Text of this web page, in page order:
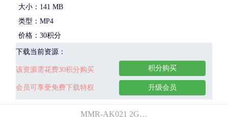
大小：141 MB
类型：MP4
价格：30积分
下载当前资源：
该资源需花费30积分购买
会员可享受免费下载特权
积分购买
升级会员
MMR-AK021 2G…